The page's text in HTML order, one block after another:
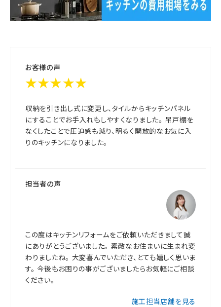
お客様の声
★★★★★
収納を引き出し式に変更し、タイルからキッチンパネル
にすることでお手入れもしやすくなりました。 吊戸棚を
なくしたことで圧迫感も減り、明るく開放的なお気に入
りのキッチンになりました。
担当者の声
この度はキッチンリフォームをご依頼いただきまして誠
にありがとうございました。 素敵なお住まいに生まれ変
わりましたね。 大変喜んでいただき、とても嬉しく思いま
す。 今後もお困りの事がございましたらお気軽にご相談
ください。
施工担当店舗を見る